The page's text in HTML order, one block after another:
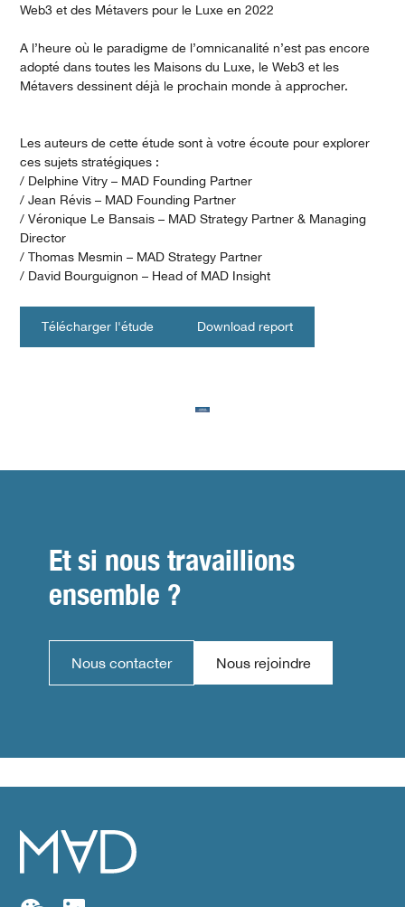
Web3 et des Métavers pour le Luxe en 2022
A l’heure où le paradigme de l’omnicanalité n’est pas encore
adopté dans toutes les Maisons du Luxe, le Web3 et les
Métavers dessinent déjà le prochain monde à approcher.
Les auteurs de cette étude sont à votre écoute pour explorer
ces sujets stratégiques :
/ Delphine Vitry – MAD Founding Partner
/ Jean Révis – MAD Founding Partner
/ Véronique Le Bansais – MAD Strategy Partner & Managing
Director
/ Thomas Mesmin – MAD Strategy Partner
/ David Bourguignon – Head of MAD Insight
Télécharger l'étude Download report
Et si nous travaillions
ensemble ?
Nous contacter Nous rejoindre